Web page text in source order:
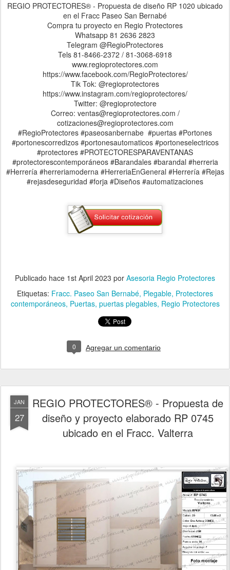
REGIO PROTECTORES® - Propuesta de diseño RP 1020 ubicado
en el Fracc Paseo San Bernabé
Compra tu proyecto en Regio Protectores
Whatsapp 81 2636 2823
Telegram @RegioProtectores
Tels 81-8466-2372 / 81-3068-6918
www.regioprotectores.com
https://www.facebook.com/RegioProtectores/
Tik Tok: @regioprotectores
https://www.instagram.com/regioprotectores/
Twitter: @regioprotectore
Correo: ventas@regioprotectores.com /
cotizaciones@regioprotectores.com
#RegioProtectores #paseosanbernabe #puertas #Portones
#portonescorredizos #portonesautomaticos #portoneselectricos
#protectores #PROTECTORESPARAVENTANAS
#protectorescontemporáneos #Barandales #barandal #herreria
#Herrería #herreriamoderna #HerreriaEnGeneral #Herrería #Rejas
#rejasdeseguridad #forja #Diseños #automatizaciones
Publicado hace 1st April 2023 por Asesoria Regio Protectores
Etiquetas: Fracc. Paseo San Bernabé Plegable Protectores
contemporáneos Puertas puertas plegables Regio Protectores
0 Agregar un comentario
JAN
27
REGIO PROTECTORES® - Propuesta de
diseño y proyecto elaborado RP 0745
ubicado en el Fracc. Valterra